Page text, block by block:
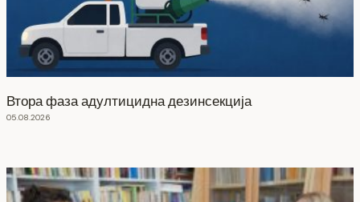
Втора фаза адултицидна дезинсекција
05.08.2026